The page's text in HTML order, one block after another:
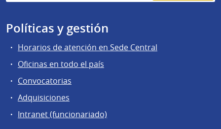
Políticas y gestión
Horarios de atención en Sede Central
Oficinas en todo el país
Convocatorias
Adquisiciones
Intranet (funcionariado)